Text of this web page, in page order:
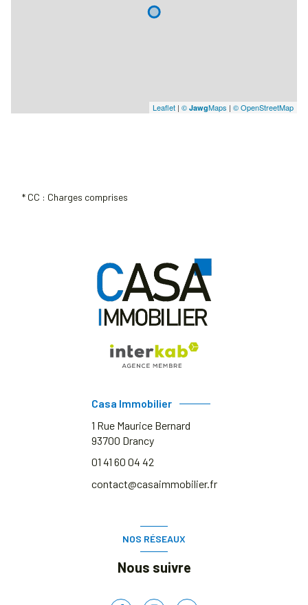
Leaflet | © JawgMaps | © OpenStreetMap
* CC : Charges comprises
Casa Immobilier
1 Rue Maurice Bernard
93700 Drancy
01 41 60 04 42
contact@casaimmobilier.fr
NOS RÉSEAUX
Nous suivre